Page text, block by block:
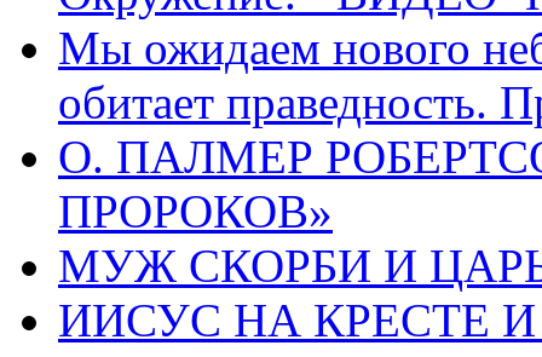
Мы ожидаем нового
обитает праведность.
О. ПАЛМЕР
ПРОРОКОВ»
МУЖ СКОРБИ И ЦАРЬ
ИИСУС НА КРЕСТЕ